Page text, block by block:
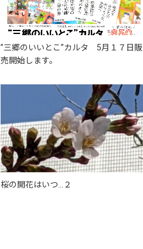
”三郷のいいとこ”カルタ 5月１７日販
売開始します。
桜の開花はいつ…２